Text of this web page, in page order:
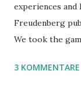
experiences and
Freudenberg
We took the
Rejchtman's
3 KOMMENTARE